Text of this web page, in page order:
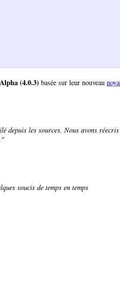
Alpha (4.0.3) basée sur leur nouveau
les sources. Nous avons
soucis de temps en temps